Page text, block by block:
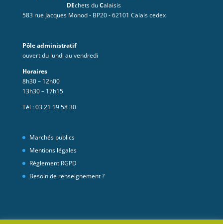
DEchets duCalaisis
583 rue Jacques Monod - BP20 - 62101 Calais cedex
Pôle administratif
ouvert du lundi au vendredi
Horaires
8h30 – 12h00
13h30 – 17h15
Tél :03 21 19 58 30
Marchés publics
Mentions légales
Règlement RGPD
Besoin de renseignement ?